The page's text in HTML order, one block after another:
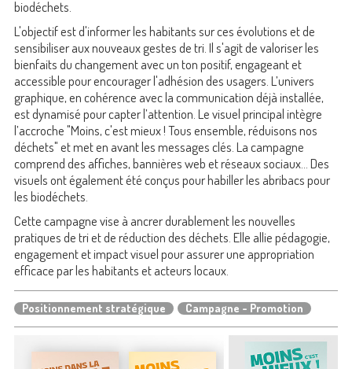
biodéchets.
L'objectif est d'informer les habitants sur ces évolutions et de
sensibiliser aux nouveaux gestes de tri. Il s'agit de valoriser les
bienfaits du changement avec un ton positif, engageant et
accessible pour encourager l'adhésion des usagers. L’univers
graphique, en cohérence avec la communication déjà installée,
est dynamisé pour capter l’attention. Le visuel principal intègre
l’accroche "Moins, c'est mieux ! Tous ensemble, réduisons nos
déchets" et met en avant les messages clés. La campagne
comprend des affiches, bannières web et réseaux sociaux... Des
visuels ont également été conçus pour habiller les abribacs pour
les biodéchets.
Cette campagne vise à ancrer durablement les nouvelles
pratiques de tri et de réduction des déchets. Elle allie pédagogie,
engagement et impact visuel pour assurer une appropriation
efficace par les habitants et acteurs locaux.
Positionnement stratégique Campagne - Promotion